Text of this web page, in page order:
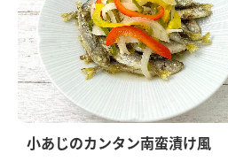
小あじのカンタン南蛮漬け風